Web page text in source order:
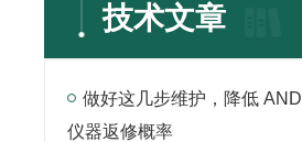
技术文章
做好这几步维护，降低 AND
仪器返修概率